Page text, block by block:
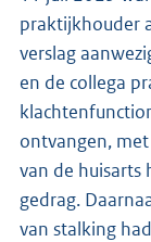
praktijkhouder
verslag
en de collega
ontvangen,
van de huisarts
gedrag.
van stalking